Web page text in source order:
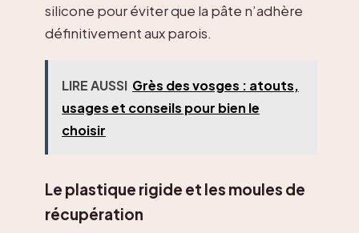
silicone pour éviter que la pâte n’adhère
définitivement aux parois.
LIRE AUSSI Grès des vosges : atouts,
usages et conseils pour bien le
choisir
Le plastique rigide et les moules de
récupération